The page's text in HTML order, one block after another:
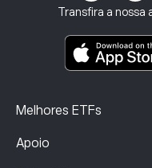
Transfira a nossa
Melhores ETFs
Apoio
Principais
Dados sobre Queixas
Seguros de